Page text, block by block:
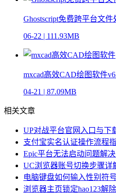
Ghostscript免费跨平台文件
06-22 | 111.93MB
mxcad高效CAD绘图软件
04-21 | 87.09MB
相关文章
UP对战平台官网入口与下
支付宝实名认证操作流程
Epic平台无法启动问题解
UC浏览器账号切换步骤详
电脑键盘如何输入性别符号
浏览器主页锁定hao123解